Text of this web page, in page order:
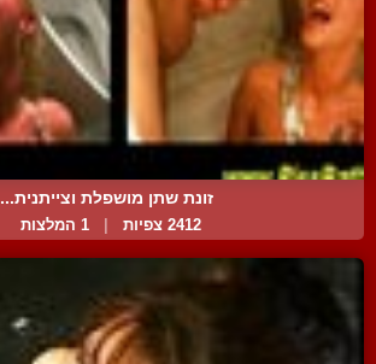
זונת שתן מושפלת וצייתנית...
2412 צפיות | 1 המלצות